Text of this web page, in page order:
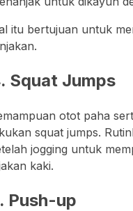
itu bertujuan untuk
Squat Jumps
otot paha
squat jumps.
jogging untuk
kaki.
Push-up